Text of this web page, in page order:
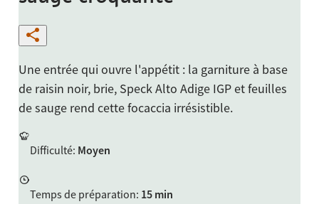
Une entrée qui ouvre l'appétit : la garniture à base
de raisin noir, brie, Speck Alto Adige IGP et feuilles
de sauge rend cette focaccia irrésistible.
Difficulté: Moyen
Temps de préparation: 15 min